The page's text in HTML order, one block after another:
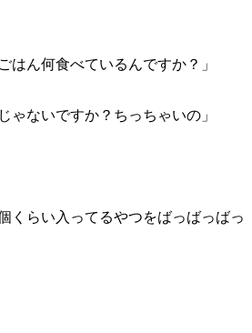
はん何食べているんですか？」
ゃないですか？ちっちゃいの」
くらい入ってるやつをばっばっばっ